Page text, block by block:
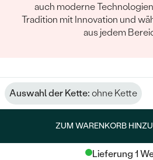
auch moderne
Tradition mit Innovation und
aus jedem
Auswahl der Kette: ohne Kette
ZUM WARENKORB
Lieferung 1